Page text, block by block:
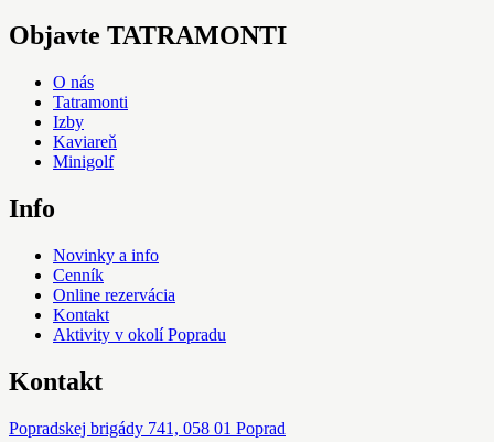
Objavte TATRAMONTI
O nás
Tatramonti
Izby
Kaviareň
Minigolf
Info
Novinky a info
Cenník
Online rezervácia
Kontakt
Aktivity v okolí Popradu
Kontakt
Popradskej brigády 741, 058 01 Poprad